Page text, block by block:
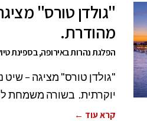
"גולדן טורס"
מהודרת.
הפלגת נהרות באירופה, בספינת
"גולדן טורס" מציגה –
יוקרתית. בשורה משמחת
קרא עוד ←